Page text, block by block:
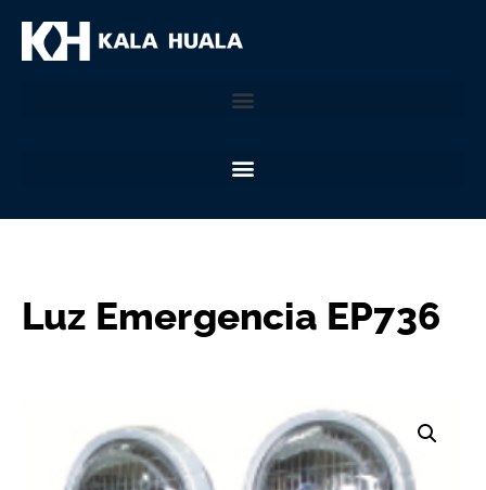
Luz Emergencia EP736